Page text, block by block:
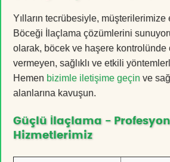
Yılların tecrübesiyle, müşterilerimize
Böceği İlaçlama çözümlerini
olarak, böcek ve haşere kontrolünde
vermeyen, sağlıklı ve etkili
Hemen bizimle iletişime geçin ve
alanlarına kavuşun.
Güçlü İlaçlama -
Hizmetlerimiz